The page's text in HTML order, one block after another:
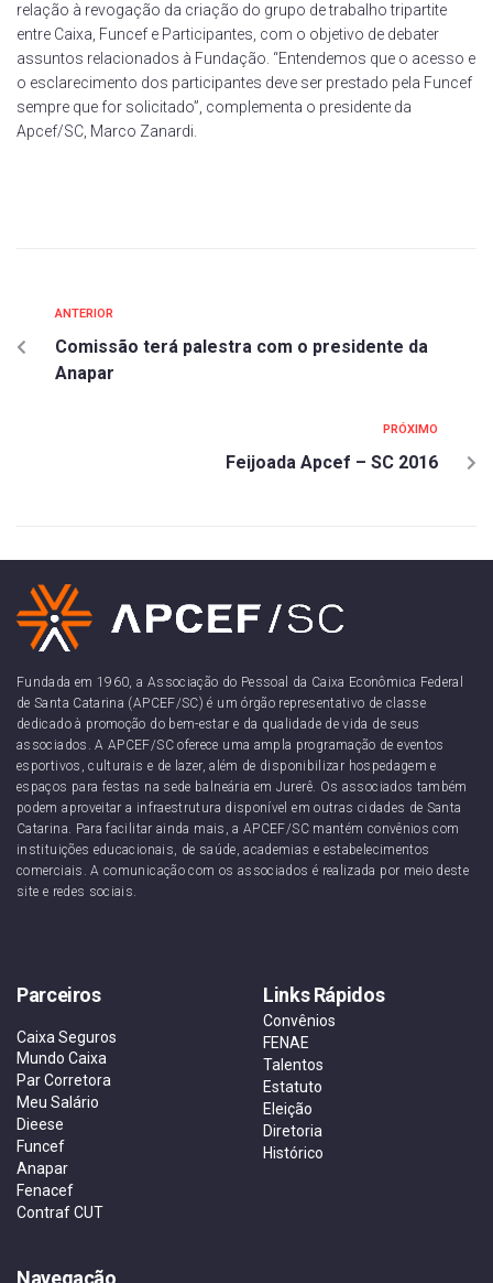
relação à revogação da criação do grupo de trabalho tripartite
entre Caixa, Funcef e Participantes, com o objetivo de debater
assuntos relacionados à Fundação. “Entendemos que o acesso e
o esclarecimento dos participantes deve ser prestado pela Funcef
sempre que for solicitado”, complementa o presidente da
Apcef/SC, Marco Zanardi.
ANTERIOR
Comissão terá palestra com o presidente da
Anapar
PRÓXIMO
Feijoada Apcef – SC 2016
Fundada em 1960, a Associação do Pessoal da Caixa Econômica Federal
de Santa Catarina (APCEF/SC) é um órgão representativo de classe
dedicado à promoção do bem-estar e da qualidade de vida de seus
associados. A APCEF/SC oferece uma ampla programação de eventos
esportivos, culturais e de lazer, além de disponibilizar hospedagem e
espaços para festas na sede balneária em Jurerê. Os associados também
podem aproveitar a infraestrutura disponível em outras cidades de Santa
Catarina. Para facilitar ainda mais, a APCEF/SC mantém convênios com
instituições educacionais, de saúde, academias e estabelecimentos
comerciais. A comunicação com os associados é realizada por meio deste
site e redes sociais.
Parceiros
Caixa Seguros
Mundo Caixa
Par Corretora
Meu Salário
Dieese
Funcef
Anapar
Fenacef
Contraf CUT
Links Rápidos
Convênios
FENAE
Talentos
Estatuto
Eleição
Diretoria
Histórico